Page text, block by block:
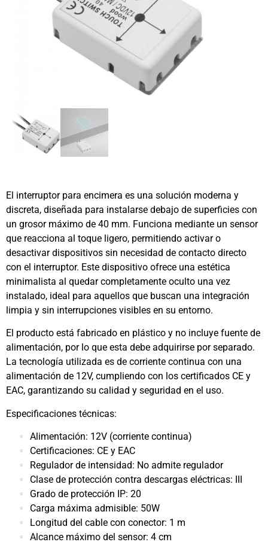
El interruptor para encimera es una solución moderna y
discreta, diseñada para instalarse debajo de superficies con
un grosor máximo de 40 mm. Funciona mediante un sensor
que reacciona al toque ligero, permitiendo activar o
desactivar dispositivos sin necesidad de contacto directo
con el interruptor. Este dispositivo ofrece una estética
minimalista al quedar completamente oculto una vez
instalado, ideal para aquellos que buscan una integración
limpia y sin interrupciones visibles en su entorno.
El producto está fabricado en plástico y no incluye fuente de
alimentación, por lo que esta debe adquirirse por separado.
La tecnología utilizada es de corriente continua con una
alimentación de 12V, cumpliendo con los certificados CE y
EAC, garantizando su calidad y seguridad en el uso.
Especificaciones técnicas:
Alimentación: 12V (corriente continua)
Certificaciones: CE y EAC
Regulador de intensidad: No admite regulador
Clase de protección contra descargas eléctricas: III
Grado de protección IP: 20
Carga máxima admisible: 50W
Longitud del cable con conector: 1 m
Alcance máximo del sensor: 4 cm